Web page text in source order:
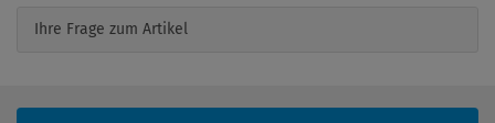
Ihre Frage zum Artikel